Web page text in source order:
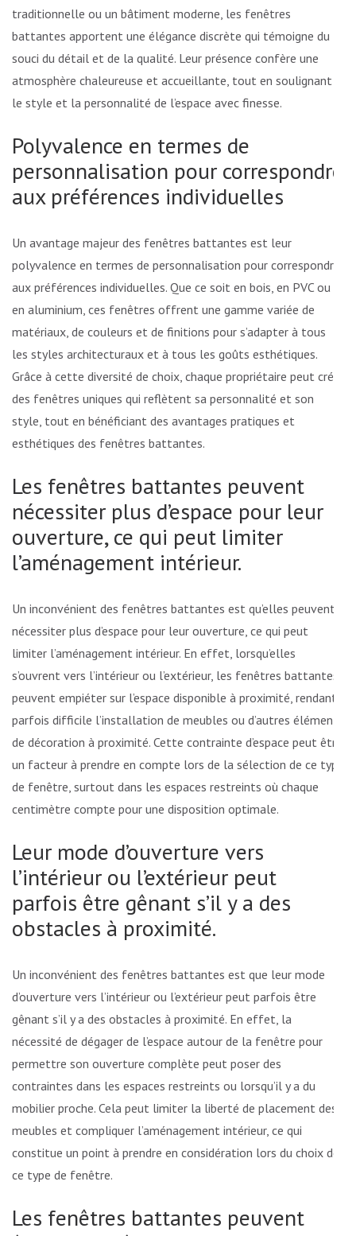
traditionnelle ou un bâtiment moderne, les fenêtres
battantes apportent une élégance discrète qui témoigne du
souci du détail et de la qualité. Leur présence confère une
atmosphère chaleureuse et accueillante, tout en soulignant
le style et la personnalité de l’espace avec finesse.
Polyvalence en termes de
personnalisation pour correspondre
aux préférences individuelles
Un avantage majeur des fenêtres battantes est leur
polyvalence en termes de personnalisation pour correspondre
aux préférences individuelles. Que ce soit en bois, en PVC ou
en aluminium, ces fenêtres offrent une gamme variée de
matériaux, de couleurs et de finitions pour s’adapter à tous
les styles architecturaux et à tous les goûts esthétiques.
Grâce à cette diversité de choix, chaque propriétaire peut créer
des fenêtres uniques qui reflètent sa personnalité et son
style, tout en bénéficiant des avantages pratiques et
esthétiques des fenêtres battantes.
Les fenêtres battantes peuvent
nécessiter plus d’espace pour leur
ouverture, ce qui peut limiter
l’aménagement intérieur.
Un inconvénient des fenêtres battantes est qu’elles peuvent
nécessiter plus d’espace pour leur ouverture, ce qui peut
limiter l’aménagement intérieur. En effet, lorsqu’elles
s’ouvrent vers l’intérieur ou l’extérieur, les fenêtres battantes
peuvent empiéter sur l’espace disponible à proximité, rendant
parfois difficile l’installation de meubles ou d’autres éléments
de décoration à proximité. Cette contrainte d’espace peut être
un facteur à prendre en compte lors de la sélection de ce type
de fenêtre, surtout dans les espaces restreints où chaque
centimètre compte pour une disposition optimale.
Leur mode d’ouverture vers
l’intérieur ou l’extérieur peut
parfois être gênant s’il y a des
obstacles à proximité.
Un inconvénient des fenêtres battantes est que leur mode
d’ouverture vers l’intérieur ou l’extérieur peut parfois être
gênant s’il y a des obstacles à proximité. En effet, la
nécessité de dégager de l’espace autour de la fenêtre pour
permettre son ouverture complète peut poser des
contraintes dans les espaces restreints ou lorsqu’il y a du
mobilier proche. Cela peut limiter la liberté de placement des
meubles et compliquer l’aménagement intérieur, ce qui
constitue un point à prendre en considération lors du choix de
ce type de fenêtre.
Les fenêtres battantes peuvent